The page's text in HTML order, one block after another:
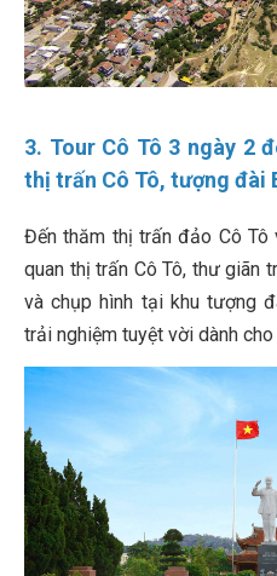
3. Tour Cô Tô 3 ngày 2
thị trấn Cô Tô, tượng đài
Đến thăm thị trấn đảo Cô
quan thị trấn Cô Tô, thư giãn
và chụp hình tại khu tượng
trải nghiệm tuyệt vời dành cho